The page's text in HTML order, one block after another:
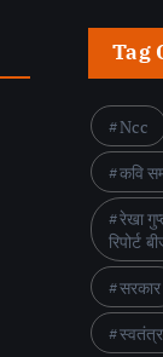
Tag
Ncc
कवि
रेखा
रिपोर्ट
सरकार